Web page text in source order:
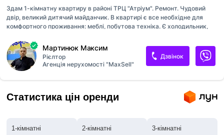
Здам 1-кімнатну квартиру в районі ТРЦ "Атріум". Ремонт. Чудовий
двір, великий дитячий майданчик. В квартирі є все необхідне для
комфортного проживання: меблі, побутова техніка. Є холодильник,
машина, wi-fi роутер. Ціна 8000+платежі.
Мартинюк Максим
Рієлтор
Агенція нерухомості "MaxSell"
Дзвінок
Статистика цін оренди
1-кімнатні 2-кімнатні 3-кімнатні